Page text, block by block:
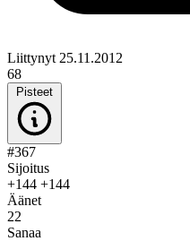
Liittynyt 25.11.2012
68
Pisteet
#367
Sijoitus
+144 +144
Äänet
22
Sanaa